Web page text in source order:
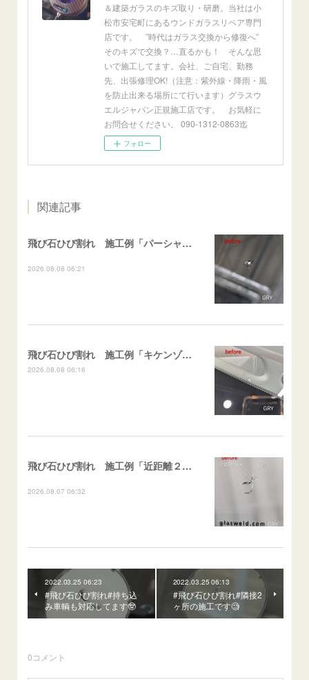
＆建築ガラスのキズ取り・研磨。当社は小
松市安宅町にあるウンドガラスリペア専門
店です。 ”時代はガラス交換から修復へ”
そのキズで交換？…直るかも！ そんな思
いで施工してます。会社、ご自宅、勤務
先、出張修理OK!（注意：紫外線・降雨・風
を防止出来る場所にて行います）グラスウ
エルジャパン正規施工店です。 お気軽に
お問合せください。 090-1312-0863迄
フォロー
関連記事
飛び石ひび割れ 施工例「パーシャル系・衝撃点範囲ハマカケ」エスティマ
2026.08.08 06:21
飛び石ひび割れ 施工例「キケンゾーン範囲・ストレートブレイク」フェアレディＺ
2026.08.08 06:16
飛び石ひび割れ 施工例「近距離２箇所・パーシャル系+ストレート系」CX-8
2026.08.07 06:32
2022.03.25 06:23
#飛び石ひび割れ#持ち込
み車輌も対応してます🤓
2022.03.25 06:13
#飛び石ひび割れ#隣接2
ヶ所の施工です🧐
0コメント